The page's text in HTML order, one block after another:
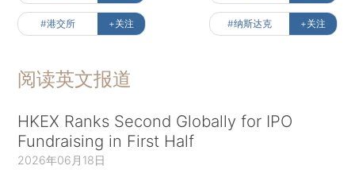
#港交所 +关注 #纳斯达克 +关注
阅读英文报道
HKEX Ranks Second Globally for IPO
Fundraising in First Half
2026年06月18日